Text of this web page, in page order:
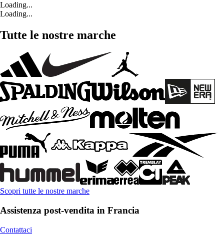
Loading...
Loading...
Tutte le nostre marche
Scopri tutte le nostre marche
Assistenza post-vendita in Francia
Contattaci